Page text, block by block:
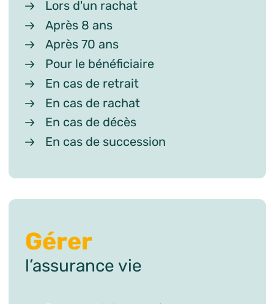
Lors d'un rachat
Après 8 ans
Après 70 ans
Pour le bénéficiaire
En cas de retrait
En cas de rachat
En cas de décès
En cas de succession
Gérer
l’assurance vie